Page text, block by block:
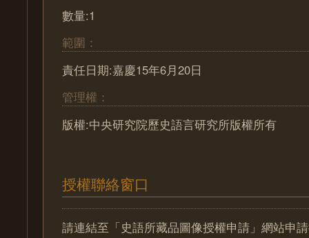
數量:1
範圍：
責任日期:嘉慶15年6月20日
管理權：
版權:中央研究院歷史語言研究所版權所有
授權聯絡窗口
請連結至「史語所藏品圖像授權申請」網站申